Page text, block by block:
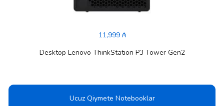
11,999 ₼
Desktop Lenovo ThinkStation P3 Tower Gen2
Ucuz Qiymete Notebooklar